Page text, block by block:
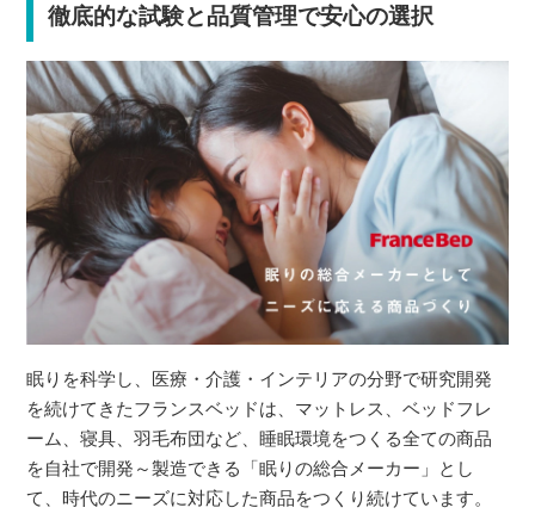
徹底的な試験と品質管理で安心の選択
眠りを科学し、医療・介護・インテリアの分野で研究開発
を続けてきたフランスベッドは、マットレス、ベッドフレ
ーム、寝具、羽毛布団など、睡眠環境をつくる全ての商品
を自社で開発～製造できる「眠りの総合メーカー」とし
て、時代のニーズに対応した商品をつくり続けています。